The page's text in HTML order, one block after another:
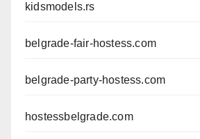
kidsmodels.rs
belgrade-fair-hostess.com
belgrade-party-hostess.com
hostessbelgrade.com